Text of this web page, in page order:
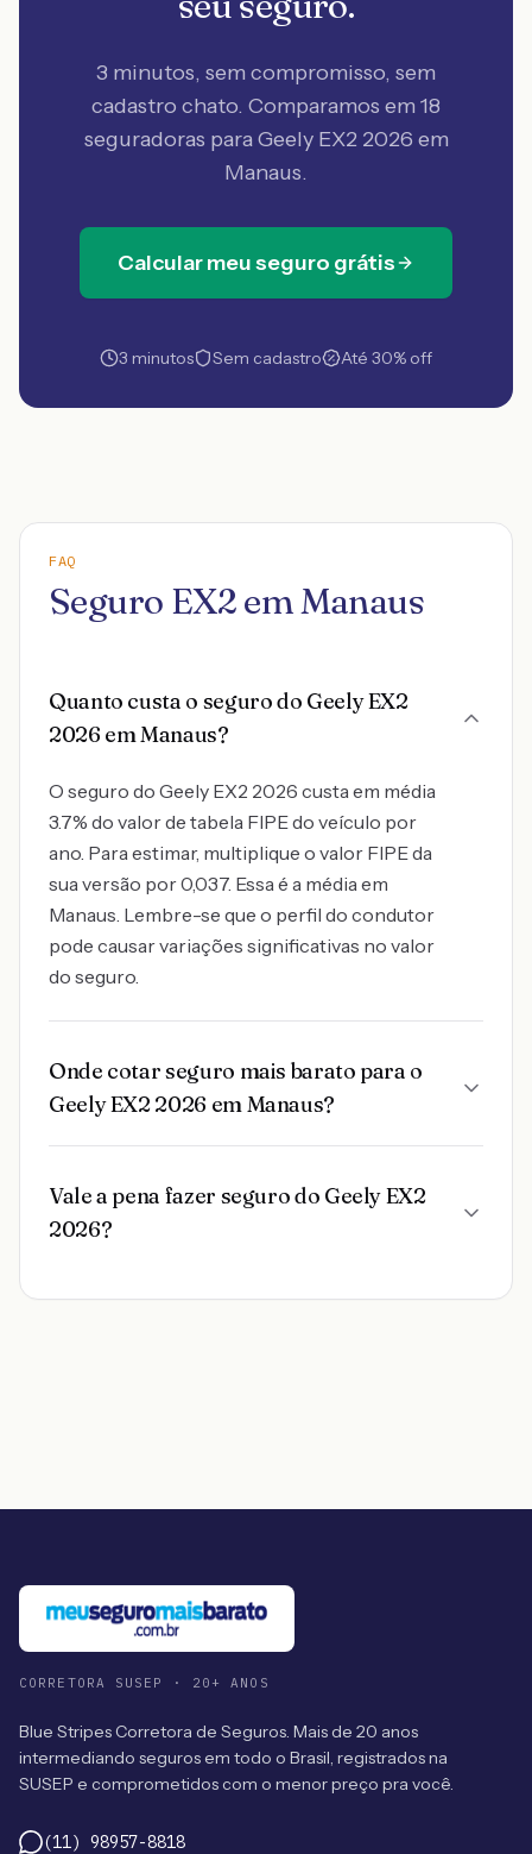
3 minutos, sem compromisso, sem
cadastro chato. Comparamos em 18
seguradoras para Geely EX2 2026 em
Manaus.
Calcular meu seguro grátis
3 minutos Sem cadastro Até 30% off
FAQ
Seguro EX2 em Manaus
Quanto custa o seguro do Geely EX2
2026 em Manaus?
O seguro do Geely EX2 2026 custa em média
3.7% do valor de tabela FIPE do veículo por
ano. Para estimar, multiplique o valor FIPE da
sua versão por 0,037. Essa é a média em
Manaus. Lembre-se que o perfil do condutor
pode causar variações significativas no valor
do seguro.
Onde cotar seguro mais barato para o
Geely EX2 2026 em Manaus?
Vale a pena fazer seguro do Geely EX2
2026?
CORRETORA SUSEP · 20+ ANOS
Blue Stripes Corretora de Seguros. Mais de 20 anos
intermediando seguros em todo o Brasil, registrados na
SUSEP e comprometidos com o menor preço pra você.
(11) 98957-8818